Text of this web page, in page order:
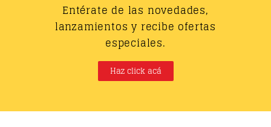
Entérate de las novedades,
lanzamientos y recibe ofertas
especiales.
Haz click acá